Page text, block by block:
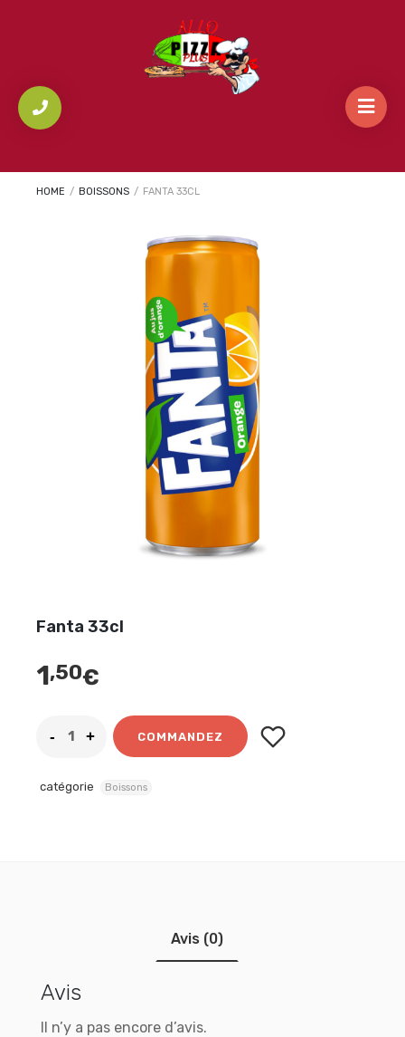
HOME / BOISSONS / FANTA 33CL
Fanta 33cl
1,50€
COMMANDEZ
catégorie Boissons
Avis (0)
Avis
Il n’y a pas encore d’avis.